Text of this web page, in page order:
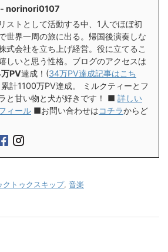
- norinori0107
ストとして活動する中、1人でほぼ初
世界一周の旅に出る。帰国後演奏しな
式会社を立ち上げ経営。役に立てるこ
しいと思う性格。ブログのアクセスは
PV達成！(34万PV達成記事はこち
計1100万PV達成。 ミルクティーとフ
と甘い物と犬が好きです！ ■ 詳しい
ィール ■お問い合わせはコチラからど
クトゥクスキップ, 音楽